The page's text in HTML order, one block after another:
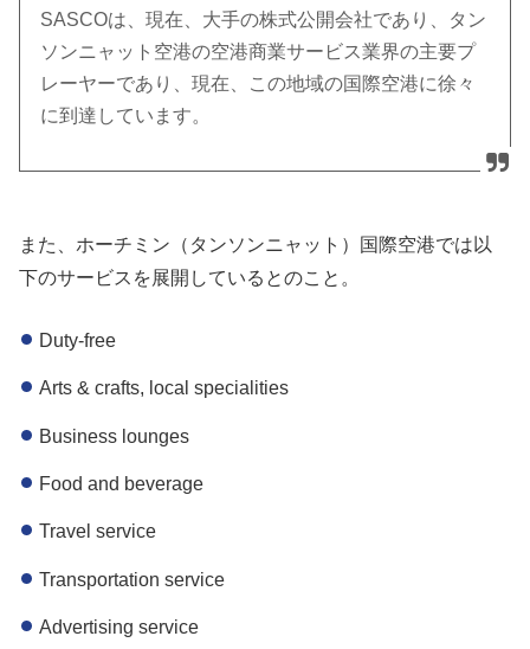
SASCOは、現在、大手の株式公開会社であり、タン
ソンニャット空港の空港商業サービス業界の主要プ
レーヤーであり、現在、この地域の国際空港に徐々
に到達しています。
また、ホーチミン（タンソンニャット）国際空港では以
下のサービスを展開しているとのこと。
Duty-free
Arts & crafts, local specialities
Business lounges
Food and beverage
Travel service
Transportation service
Advertising service